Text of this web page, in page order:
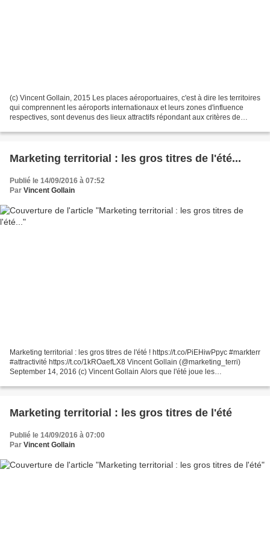
(c) Vincent Gollain, 2015 Les places aéroportuaires, c'est à dire les territoires
qui comprennent les aéroports internationaux et leurs zones d'influence
respectives, sont devenus des lieux attractifs répondant aux critères de
Marketing territorial : les gros titres de l'été...
Publié le 14/09/2016 à 07:52
Par Vincent Gollain
Marketing territorial : les gros titres de l'été ! https://t.co/PiEHiwPpyc #markterr
#attractivité https://t.co/1kROaefLX8 Vincent Gollain (@marketing_terri)
September 14, 2016 (c) Vincent Gollain Alors que l'été joue les
Marketing territorial : les gros titres de l'été
Publié le 14/09/2016 à 07:00
Par Vincent Gollain